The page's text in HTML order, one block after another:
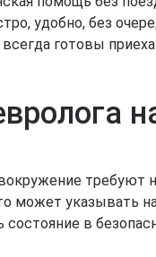
удобно, без
готовы
может указывать
в